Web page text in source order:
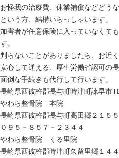
お怪我の治療費、休業補償などどう
という方、結構いらっしゃいます。
加害者が任意保険に入っていなくて
す。
判らないことがありましたら、お近
安心して通える、厚生労働省認可の
面倒な手続きも代行して行います。
長崎県西彼杵郡長与町時津町諫早市
やわら整骨院 本院
長崎県西彼杵郡長与町高田郷２１５５
０９５－８５７－２３４４
やわら整骨院 くる里院
長崎県西彼杵郡時津町久留里郷１４